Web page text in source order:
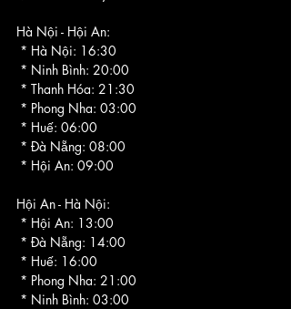
Hà Nội - Hội An:
* Hà Nội: 16:30
* Ninh Bình: 20:00
* Thanh Hóa: 21:30
* Phong Nha: 03:00
* Huế: 06:00
* Đà Nẵng: 08:00
* Hội An: 09:00
Hội An - Hà Nội:
* Hội An: 13:00
* Đà Nẵng: 14:00
* Huế: 16:00
* Phong Nha: 21:00
* Ninh Bình: 03:00